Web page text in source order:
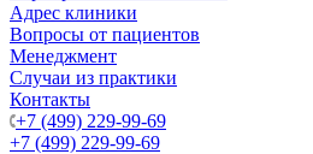
Адрес клиники
Вопросы от пациентов
Менеджмент
Случаи из практики
Контакты
+7 (499) 229-99-69
+7 (499) 229-99-69